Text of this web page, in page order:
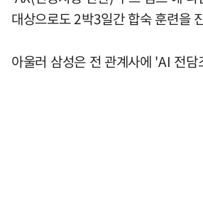
대상으로도 2박3일간 합숙 훈련을
아울러 삼성은 전 관계사에 'AI 전